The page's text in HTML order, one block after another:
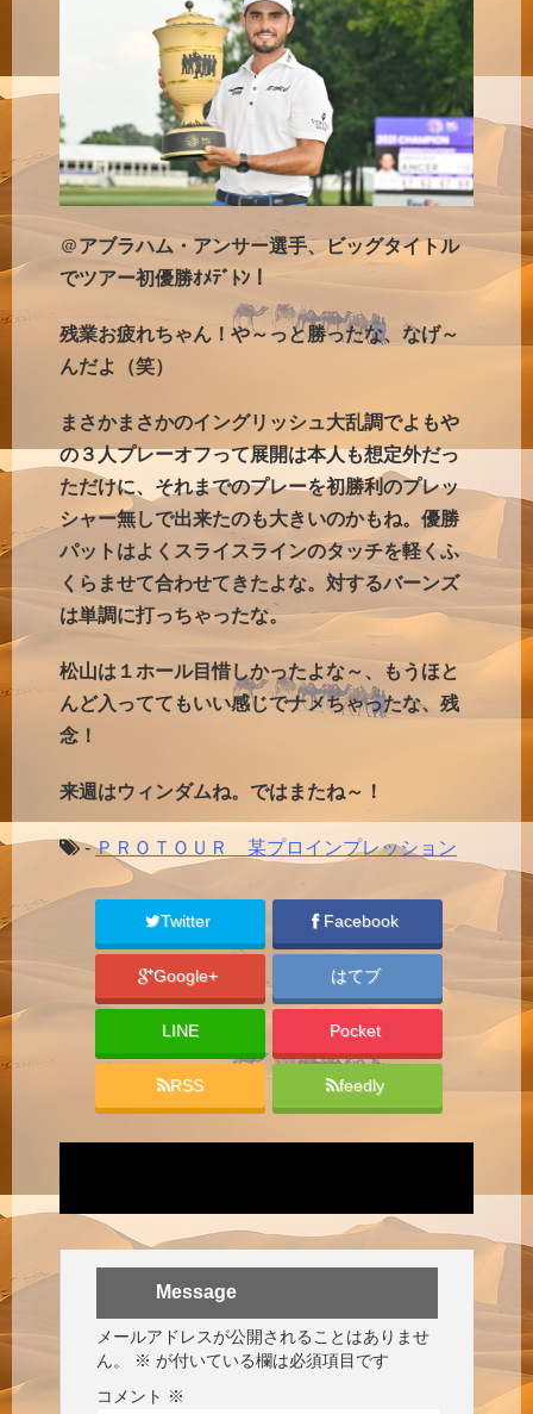
＠アブラハム・アンサー選手、ビッグタイトル
でツアー初優勝ｵﾒﾃﾞﾄﾝ！
残業お疲れちゃん！や～っと勝ったな、なげ～
んだよ（笑）
まさかまさかのイングリッシュ大乱調でよもや
の３人プレーオフって展開は本人も想定外だっ
ただけに、それまでのプレーを初勝利のプレッ
シャー無しで出来たのも大きいのかもね。優勝
パットはよくスライスラインのタッチを軽くふ
くらませて合わせてきたよな。対するバーンズ
は単調に打っちゃったな。
松山は１ホール目惜しかったよな～、もうほと
んど入っててもいい感じでナメちゃったな、残
念！
来週はウィンダムね。ではまたね～！
-ＰＲＯＴＯＵＲ 某プロインプレッション
Twitter Facebook
Google+ はてブ
LINE Pocket
RSS feedly
Message
メールアドレスが公開されることはありませ
ん。
※ が付いている欄は必須項目です
コメント ※